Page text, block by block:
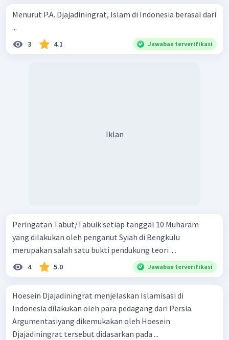
Menurut P.A. Djajadiningrat, Islam di Indonesia berasal dari
...
3 4.1 Jawaban terverifikasi
Iklan
Peringatan Tabut/Tabuik setiap tanggal 10 Muharam
yang dilakukan oleh penganut Syiah di Bengkulu
merupakan salah satu bukti pendukung teori ....
4 5.0 Jawaban terverifikasi
Hoesein Djajadiningrat menjelaskan Islamisasi di
Indonesia dilakukan oleh para pedagang dari Persia.
Argumentasiyang dikemukakan oleh Hoesein
Djajadiningrat tersebut didasarkan pada ...